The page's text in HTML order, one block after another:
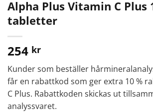
Alpha Plus Vitamin C Plus
tabletter
254 kr
Kunder som beställer
får en rabattkod som ger extra 10 %
C Plus. Rabattkoden skickas ut
analyssvaret.